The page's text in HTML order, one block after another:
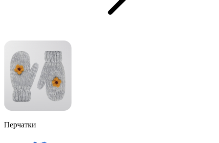
Перчатки